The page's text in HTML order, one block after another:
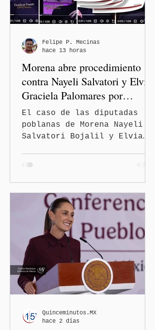
recuperar vialidades
prioritarias, fortalecer la
condiciones de seguridad de
las familias poblanas, en e
Morena abre procedimiento
contra Nayeli Salvatori y Elvia
Graciela Palomares por
discriminación y burlas
El caso de las diputadas
poblanas de Morena Nayeli
Salvatori Bojalil y Elvia
partido. La Comisión
Nacional de Honestidad y
Justicia (CNHJ) de Morena
inició formalmente un
procedimiento sancionador
de oficio contra ambas
legisladoras por las
expresiones realizadas en
el podcast DesCasadas,
luego de que sus
señalados como
discriminatorios hacia
Felipe P. Mecinas
hace 13 horas
Quinceminutos.MX
hace 2 días